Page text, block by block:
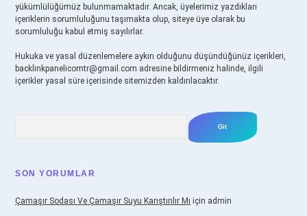
yükümlülüğümüz bulunmamaktadır. Ancak, üyelerimiz yazdıkları
içeriklerin sorumluluğunu taşımakta olup, siteye üye olarak bu
sorumluluğu kabul etmiş sayılırlar.
Hukuka ve yasal düzenlemelere aykırı olduğunu düşündüğünüz içerikleri,
backlinkpanelicomtr@gmail.com adresine bildirmeniz halinde, ilgili
içerikler yasal süre içerisinde sitemizden kaldırılacaktır.
SON YORUMLAR
Çamaşır Sodası Ve Çamaşır Suyu Karıştırılır Mı için admin